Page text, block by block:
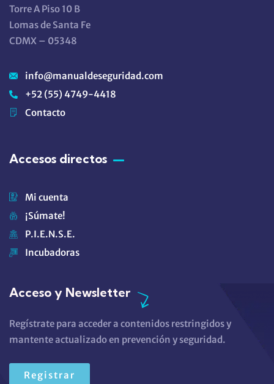
Torre A Piso 10 B
Lomas de Santa Fe
CDMX – 05348
info@manualdeseguridad.com
+52 (55) 4749-4418
Contacto
Accesos directos
Mi cuenta
¡Súmate!
P.I.E.N.S.E.
Incubadoras
Acceso y Newsletter
Regístrate para acceder a contenidos restringidos y
mantente actualizado en prevención y seguridad.
Registrar